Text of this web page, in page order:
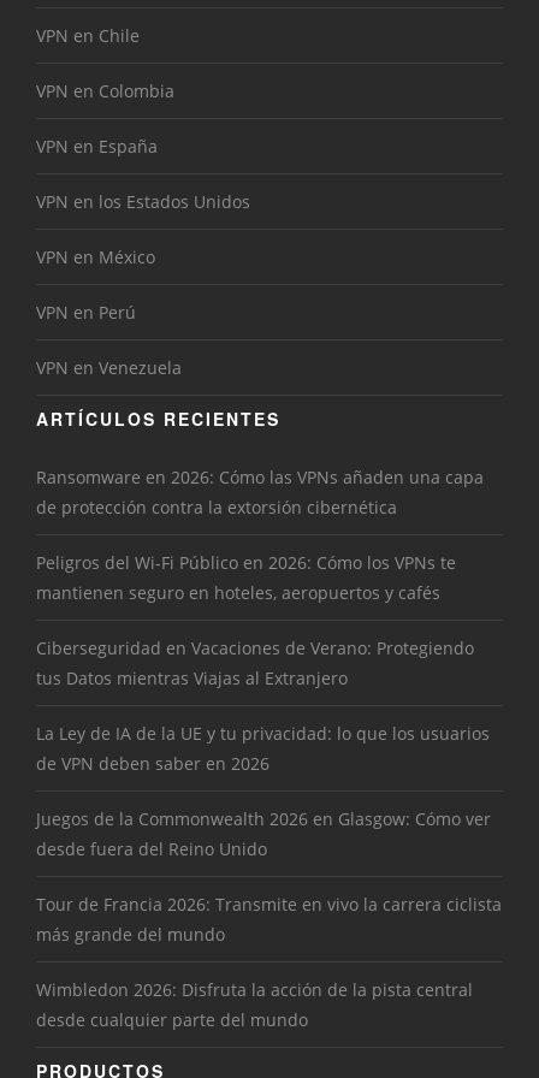
VPN en Chile
VPN en Colombia
VPN en España
VPN en los Estados Unidos
VPN en México
VPN en Perú
VPN en Venezuela
ARTÍCULOS RECIENTES
Ransomware en 2026: Cómo las VPNs añaden una capa
de protección contra la extorsión cibernética
Peligros del Wi-Fi Público en 2026: Cómo los VPNs te
mantienen seguro en hoteles, aeropuertos y cafés
Ciberseguridad en Vacaciones de Verano: Protegiendo
tus Datos mientras Viajas al Extranjero
La Ley de IA de la UE y tu privacidad: lo que los usuarios
de VPN deben saber en 2026
Juegos de la Commonwealth 2026 en Glasgow: Cómo ver
desde fuera del Reino Unido
Tour de Francia 2026: Transmite en vivo la carrera ciclista
más grande del mundo
Wimbledon 2026: Disfruta la acción de la pista central
desde cualquier parte del mundo
PRODUCTOS